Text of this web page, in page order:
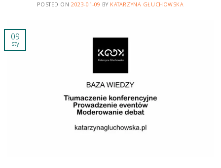
POSTED ON2023-01-09 BY KATARZYNA GŁUCHOWSKA
09
sty